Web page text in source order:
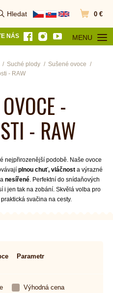
Hledat
Přejít do
0 €
NÁS MENU
OTEVŘÍT
Suché plody
Sušené ovoce
- RAW
-
- RAW
nejpřirozenější podobě. Naše ovoce
plnou chuť, vláčnost a výrazné
a nesířené . Perfektní do snídaňových
i jen tak na zobání. Skvělá volba pro
svačina na cesty.
Parametr
Výhodná cena